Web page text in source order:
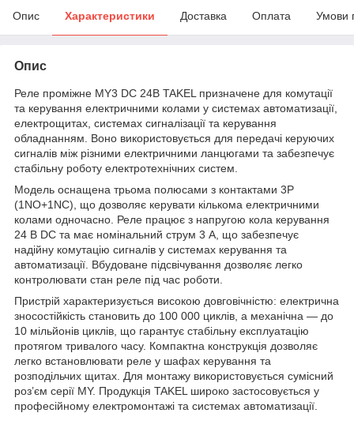
Опис Характеристики Доставка Оплата Умови
Опис
Реле проміжне MY3 DC 24В TAKEL призначене для комутації
та керування електричними колами у системах автоматизації,
електрощитах, системах сигналізації та керування
обладнанням. Воно використовується для передачі керуючих
сигналів між різними електричними ланцюгами та забезпечує
стабільну роботу електротехнічних систем.
Модель оснащена трьома полюсами з контактами 3P
(1NO+1NC), що дозволяє керувати кількома електричними
колами одночасно. Реле працює з напругою кола керування
24 В DC та має номінальний струм 3 А, що забезпечує
надійну комутацію сигналів у системах керування та
автоматизації. Вбудоване підсвічування дозволяє легко
контролювати стан реле під час роботи.
Пристрій характеризується високою довговічністю: електрична
зносостійкість становить до 100 000 циклів, а механічна — до
10 мільйонів циклів, що гарантує стабільну експлуатацію
протягом тривалого часу. Компактна конструкція дозволяє
легко встановлювати реле у шафах керування та
розподільчих щитах. Для монтажу використовується сумісний
роз’єм серії MY. Продукція TAKEL широко застосовується у
професійному електромонтажі та системах автоматизації.